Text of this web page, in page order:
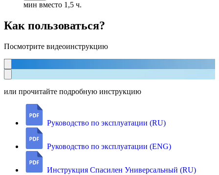
мин вместо 1,5 ч.
Как пользоваться?
Посмотрите видеоинструкцию
или прочитайте подробную инструкцию
Руководство по эксплуатации (RU)
Руководство по эксплуатации (ENG)
Инструкция Спасилен Универсальный (RU)